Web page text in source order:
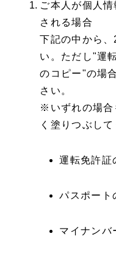
ご本人が個人
される場合
下記の中から
い。ただし"運
のコピー"の場
さい。
※いずれの場合
く塗りつぶして
運転免許証
パスポート
マイナンバ